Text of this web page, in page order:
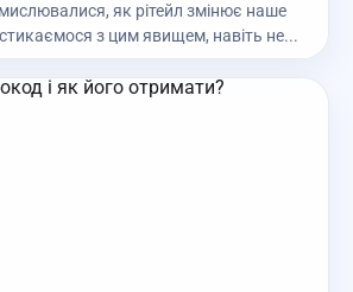
як рітейл змінює наше
з цим явищем, навіть не...